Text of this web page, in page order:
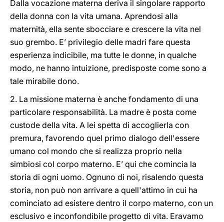
Dalla vocazione materna deriva il singolare rapporto
della donna con la vita umana. Aprendosi alla
maternità, ella sente sbocciare e crescere la vita nel
suo grembo. E’ privilegio delle madri fare questa
esperienza indicibile, ma tutte le donne, in qualche
modo, ne hanno intuizione, predisposte come sono a
tale mirabile dono.
2. La missione materna è anche fondamento di una
particolare responsabilità. La madre è posta come
custode della vita. A lei spetta di accoglierla con
premura, favorendo quel primo dialogo dell'essere
umano col mondo che si realizza proprio nella
simbiosi col corpo materno. E’ qui che comincia la
storia di ogni uomo. Ognuno di noi, risalendo questa
storia, non può non arrivare a quell'attimo in cui ha
cominciato ad esistere dentro il corpo materno, con un
esclusivo e inconfondibile progetto di vita. Eravamo